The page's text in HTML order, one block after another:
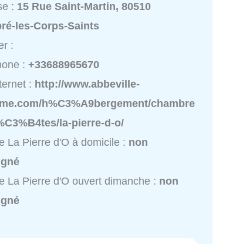
: 15 Rue Saint-Martin, 80510
les-Corps-Saints
:
:+33688965670
: http://www.abbeville-
h%C3%A9bergement/chambre
la-pierre-d-o/
La Pierre d'O à domicile : non
La Pierre d'O ouvert dimanche : non